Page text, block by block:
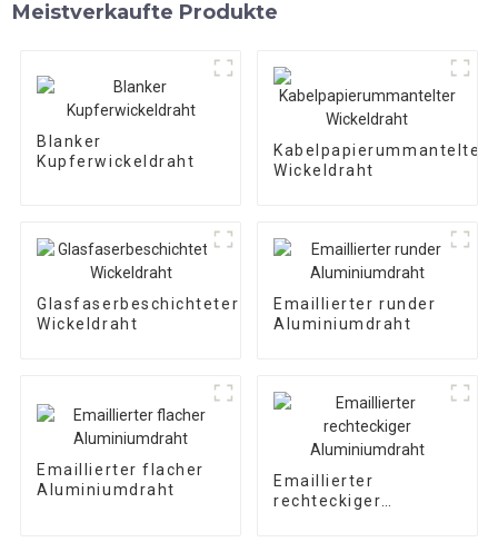
Meistverkaufte Produkte
Blanker
Kupferwickeldraht
Kabelpapierummantelter
Wickeldraht
Glasfaserbeschichteter
Wickeldraht
Emaillierter runder
Aluminiumdraht
Emaillierter flacher
Aluminiumdraht
Emaillierter
rechteckiger